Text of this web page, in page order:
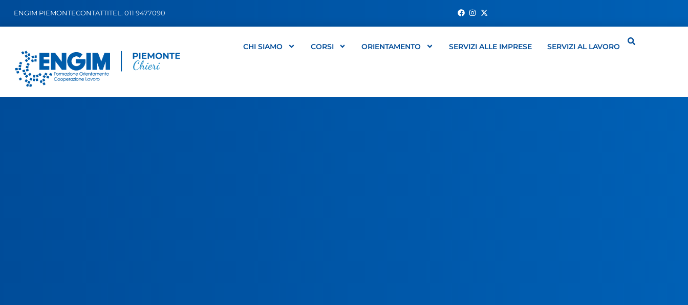
ENGIM PIEMONTECONTATTITEL. 011 9477090
CHI SIAMO CORSI ORIENTAMENTO SERVIZI ALLE IMPRESE SERVIZI AL LAVORO